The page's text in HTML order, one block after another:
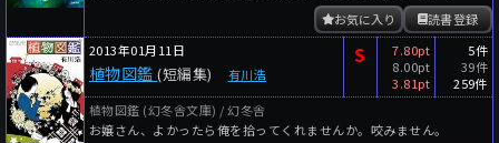
読書登録
お気に入り
2013年01月11日
植物図鑑 (短編集) 有川浩
S
7.80pt
8.00pt
3.81pt
5件
39件
259件
植物図鑑 (幻冬舎文庫) / 幻冬舎
お嬢さん、よかったら俺を拾ってくれませんか。咬みません。